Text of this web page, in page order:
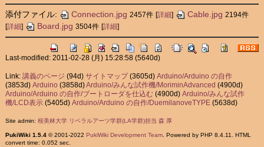
添付ファイル: Connection.jpg 2457件 [詳細] Cable.jpg 2194件
[詳細] Board.jpg 3504件 [詳細]
Last-modified: 2011-02-28 (月) 15:28:58(5640d)
Link: 講義のページ (94d) サイトマップ(3605d) Arduino/Arduino の自作
(3853d) Arduino (3858d)Arduino/みんな試作機/MoriminAdvanced (4900d)
Arduino/Arduino の自作/ブートローダを仕込む(4900d) Arduino/みんな試作
機/LCD表示(5405d) Arduino/Arduino の自作/DuemilanoveTYPE (5638d)
Site admin: 桜美林大学 リベラルアーツ学群(LA学群)担当 森 厚
PukiWiki 1.5.4© 2001-2022 PukiWiki Development Team. Powered by PHP 8.4.11. HTML
convert time: 0.052 sec.